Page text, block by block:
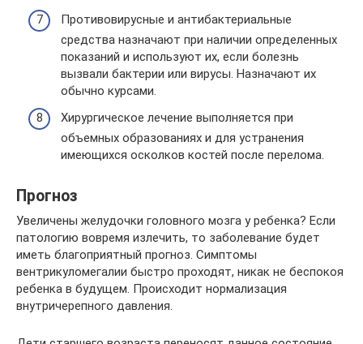
Противовирусные и антибактериальные
средства назначают при наличии определенных
показаний и используют их, если болезнь
вызвали бактерии или вирусы. Назначают их
обычно курсами.
Хирургическое лечение выполняется при
объемных образованиях и для устранения
имеющихся осколков костей после перелома.
Прогноз
Увеличены желудочки головного мозга у ребенка? Если
патологию вовремя излечить, то заболевание будет
иметь благоприятный прогноз. Симптомы
вентрикуломегалии быстро проходят, никак не беспокоя
ребенка в будущем. Происходит нормализация
внутричерепного давления.